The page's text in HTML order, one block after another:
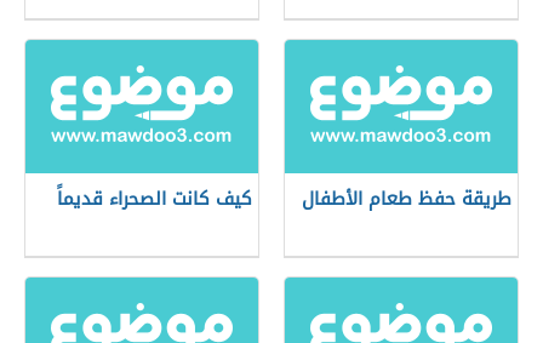
طريقة حفظ طعام الأطفال كيف كانت الصحراء قديماً